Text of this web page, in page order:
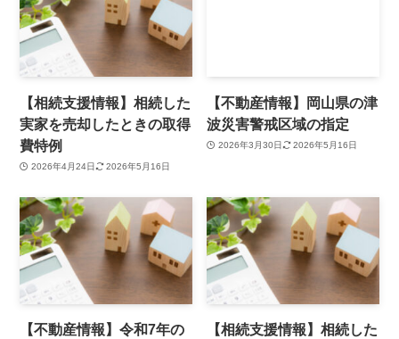
【相続支援情報】相続した
実家を売却したときの取得
費特例
2026年4月24日 2026年5月16日
【不動産情報】岡山県の津
波災害警戒区域の指定
2026年3月30日 2026年5月16日
【不動産情報】令和7年の
【相続支援情報】相続した